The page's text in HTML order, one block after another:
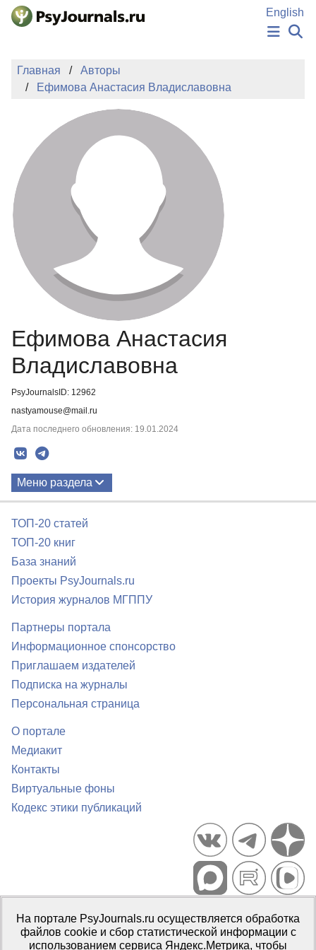
Перейти к основному содержанию
English
ИЗДАНИЯ
АВТОРЫ
ПОДАТЬ РУКОПИСЬ
БАЗА ЗНАНИЙ
КЛЮЧЕВЫЕ СЛОВА
Регистрация
Главная
Авторы
Ефимова Анастасия Владиславовна
Ефимова Анастасия
Владиславовна
PsyJournalsID: 12962
nastyamouse@mail.ru
Дата последнего обновления: 19.01.2024
Меню раздела
ТОП-20 статей
ТОП-20 книг
База знаний
Проекты PsyJournals.ru
История журналов МГППУ
Партнеры портала
Информационное спонсорство
Приглашаем издателей
Подписка на журналы
Персональная страница
О портале
Медиакит
Контакты
Виртуальные фоны
Кодекс этики публикаций
Портал психологических изданий PsyJournals.ru, 2007–2026
Правила использования материалов
Свидетельство регистрации СМИЭл № ФС77-66447 от 14 июля
На портале PsyJournals.ru осуществляется обработка
файлов cookie и сбор статистической информации с
использованием сервиса Яндекс.Метрика, чтобы